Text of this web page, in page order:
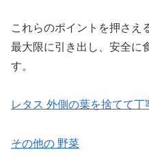
これらのポイントを押さえ
最大限に引き出し、安全に
す。
レタス 外側の葉を捨てて
その他の 野菜